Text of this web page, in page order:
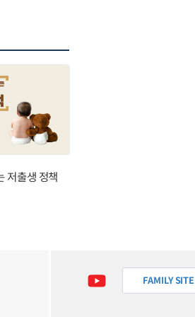
저출생 정책
FAMILY SITE